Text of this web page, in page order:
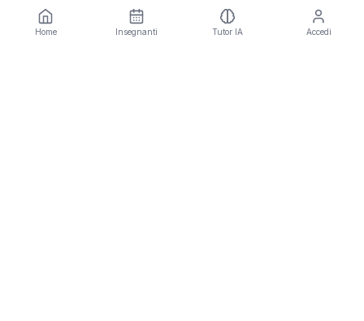
Installer depuis Play Store Più tardi
Home Insegnanti Tutor IA Accedi